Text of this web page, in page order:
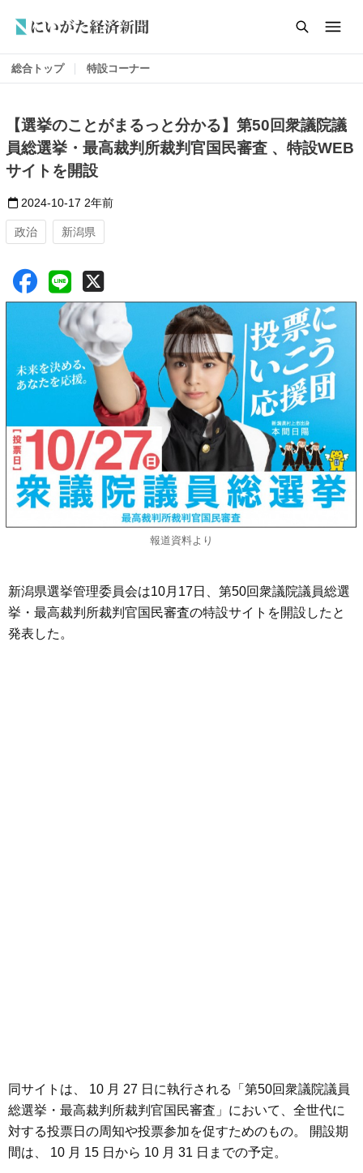
総合トップ 特設コーナー
【選挙のことがまるっと分かる】第50回衆議院議
員総選挙・最高裁判所裁判官国民審査 、特設WEB
サイトを開設
2024-10-17 2年前
政治 新潟県
報道資料より
新潟県選挙管理委員会は10月17日、第50回衆議院議員総選
挙・最高裁判所裁判官国民審査の特設サイトを開設したと
発表した。
同サイトは、 10 月 27 日に執行される「第50回衆議院議員
総選挙・最高裁判所裁判官国民審査」において、全世代に
対する投票日の周知や投票参加を促すためのもの。 開設期
間は、 10 月 15 日から 10 月 31 日までの予定。